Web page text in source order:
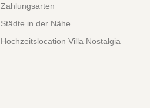
Zahlungsarten
Städte in der Nähe
Hochzeitslocation Villa Nostalgia